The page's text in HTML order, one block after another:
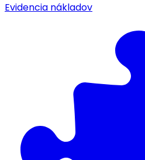
Evidencia nákladov